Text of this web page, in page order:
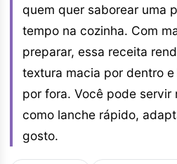
quem quer saborear uma
tempo na cozinha. Com
preparar, essa receita
textura macia por dentro
por fora. Você pode servir
como lanche rápido,
gosto.